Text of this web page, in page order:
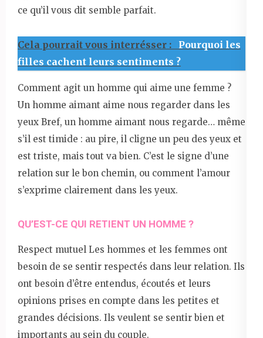
ce qu’il vous dit semble parfait.
Cela pourrait vous interrésser :
Pourquoi les
filles cachent leurs sentiments ?
Comment agit un homme qui aime une femme ?
Un homme aimant aime nous regarder dans les
yeux Bref, un homme aimant nous regarde… même
s’il est timide : au pire, il cligne un peu des yeux et
est triste, mais tout va bien. C’est le signe d’une
relation sur le bon chemin, ou comment l’amour
s’exprime clairement dans les yeux.
QU’EST-CE QUI RETIENT UN HOMME ?
Respect mutuel Les hommes et les femmes ont
besoin de se sentir respectés dans leur relation. Ils
ont besoin d’être entendus, écoutés et leurs
opinions prises en compte dans les petites et
grandes décisions. Ils veulent se sentir bien et
importants au sein du couple.